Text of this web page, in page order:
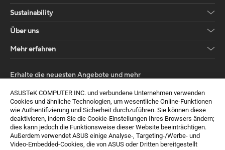
ASUSTeK COMPUTER INC. und verbundene Unternehmen verwenden
Cookies und ähnliche Technologien, um wesentliche Online-Funktionen
wie Authentifizierung und Sicherheit durchzuführen. Sie können diese
deaktivieren, indem Sie die Cookie-Einstellungen Ihres Browsers ändern;
dies kann jedoch die Funktionsweise dieser Website beeinträchtigen.
Außerdem verwendet ASUS einige Analyse-, Targeting-/Werbe- und
Video-Embedded-Cookies, die von ASUS oder Dritten bereitgestellt
Sustainability
Über uns
Mehr erfahren
Erhalte die neuesten Angebote und mehr
Anmelden